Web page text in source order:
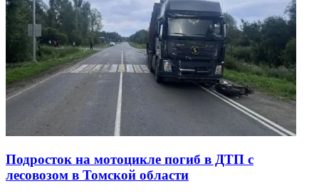
Подросток на мотоцикле погиб в ДТП с
лесовозом в Томской области